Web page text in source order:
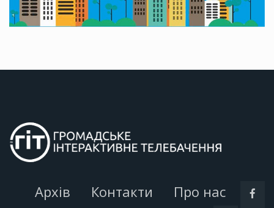
Архів Контакти Про нас